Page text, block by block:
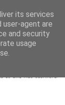
its services
user-agent are
and security
usage